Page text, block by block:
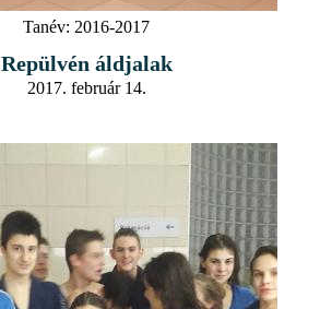
Tanév: 2016-2017
Repülvén áldjalak
2017. február 14.